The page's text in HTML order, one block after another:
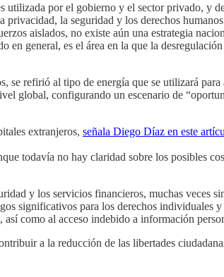
utilizada por el gobierno y el sector privado, y
privacidad, la seguridad y los derechos
aislados, no existe aún una estrategia
general, es el área en la que la
se refirió al tipo de energía que se utilizará
global, configurando un escenario de
extranjeros, señala Diego Díaz en este
todavía no hay claridad sobre los posibles
y los servicios financieros, muchas veces
significativos para los derechos individuales
como al acceso indebido a información
a la reducción de las libertades